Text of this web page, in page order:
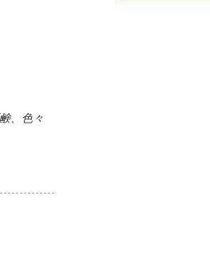
、色々